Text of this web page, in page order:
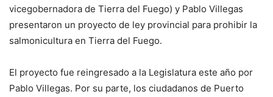
vicegobernadora de Tierra del Fuego) y Pablo Villegas
presentaron un proyecto de ley provincial para prohibir la
salmonicultura en Tierra del Fuego.
El proyecto fue reingresado a la Legislatura este año por
Pablo Villegas. Por su parte, los ciudadanos de Puerto